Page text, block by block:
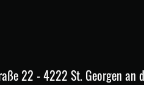
22 - 4222 St. Georgen an